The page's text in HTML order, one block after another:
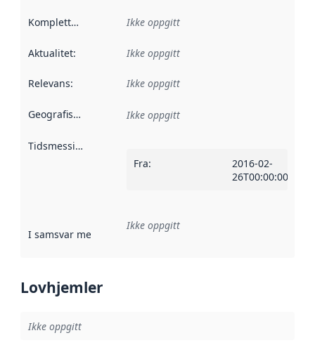
Kompletthet Ikke oppgitt
Aktualitet: Ikke oppgitt
Relevans: Ikke oppgitt
Geografisk avgrensning :
Ikke oppgitt
Tidsmessig avgrensning
Fra:
2016-02-
26T00:00:00Z
I samsvar med Referanse til en implementasjonsregel
Ikke oppgitt
Lovhjemler
Ikke oppgitt